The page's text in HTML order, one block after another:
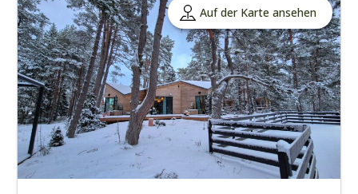
Auf der Karte ansehen